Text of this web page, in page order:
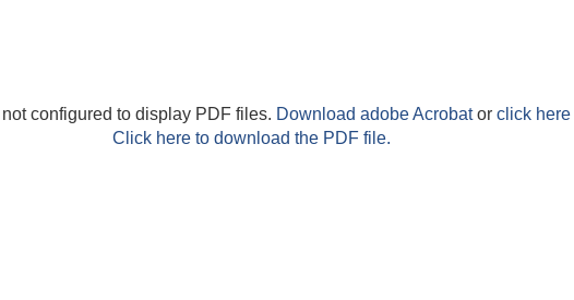
configured to display PDF files. Download adobe Acrobator click
Click here to download the PDF file.